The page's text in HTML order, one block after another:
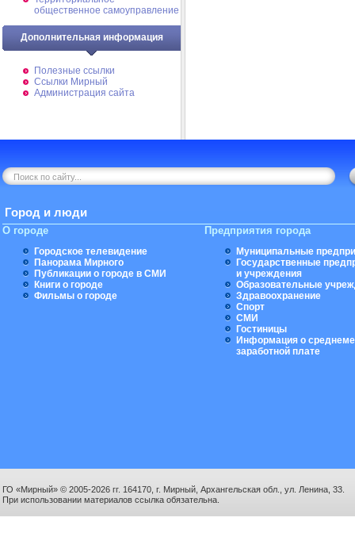
общественное самоуправление
Дополнительная информация
Полезные ссылки
Ссылки Мирный
Администрация сайта
Город и люди
О городе
Городское телевидение
Панорама Мирного
Публикации о городе в СМИ
Книги о городе
Фильмы о городе
Предприятия города
Муниципальные
Государственные
и учреждения
Образовательные
Здравоохранение
Спорт
СМИ
Гостиницы
Информация о
заработной плате
ГО «Мирный» © 2005-2026 гг. 164170, г. Мирный, Архангельская обл., ул. Ленина, 33.
При использовании материалов ссылка обязательна.